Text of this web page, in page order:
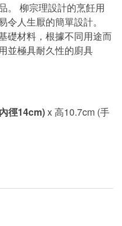
。 柳宗理設計的烹飪用
人生厭的簡單設計。
礎材料，根據不同用途而
並極具耐久性的廚具
徑14cm)x 高10.7cm (手